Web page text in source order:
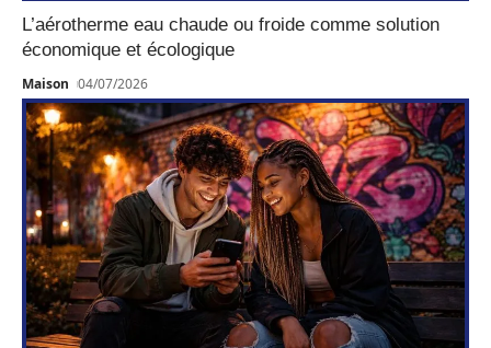
L’aérotherme eau chaude ou froide comme solution
économique et écologique
Maison 04/07/2026